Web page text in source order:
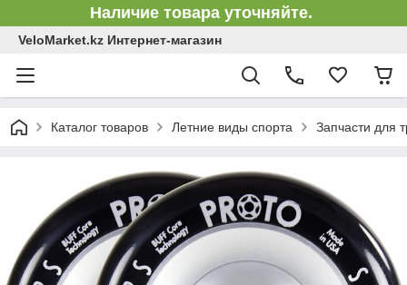
Наличие товара уточняйте.
VeloMarket.kz Интернет-магазин
Каталог товаров Летние виды спорта Запчасти для